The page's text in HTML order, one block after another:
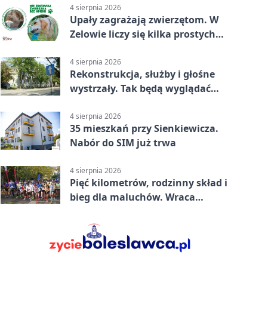
4 sierpnia 2026
Upały zagrażają zwierzętom. W
Zelowie liczy się kilka prostych
4 sierpnia 2026
Rekonstrukcja, służby i głośne
wystrzały. Tak będą wyglądać
4 sierpnia 2026
35 mieszkań przy Sienkiewicza.
Nabór do SIM już trwa
4 sierpnia 2026
Pięć kilometrów, rodzinny skład i
bieg dla maluchów. Wraca